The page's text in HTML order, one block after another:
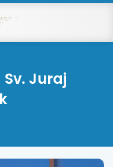
Sv. Juraj